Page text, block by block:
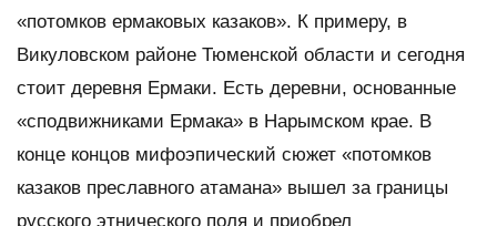
«потомков ермаковых казаков». К примеру, в
Викуловском районе Тюменской области и сегодня
стоит деревня Ермаки. Есть деревни, основанные
«сподвижниками Ермака» в Нарымском крае. В
конце концов мифоэпический сюжет «потомков
казаков преславного атамана» вышел за границы
русского этнического поля и приобрел